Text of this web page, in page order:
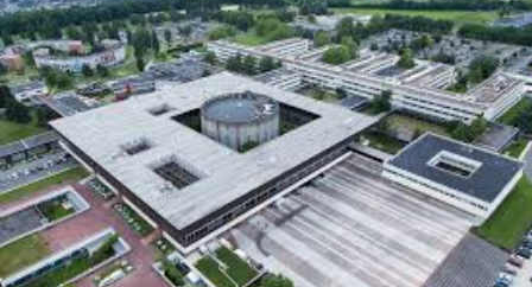
Nächstgelegene Yugo :Paris Palaiseau